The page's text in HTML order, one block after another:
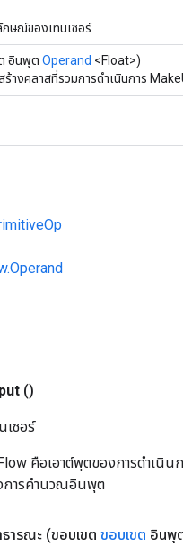
ษณ์ของเทนเซอร์
อินพุต Operand <Float>)
ร้างคลาสที่รวมการดำเนินการ
()
ซอร์
คือเอาต์พุตของการดำเนิน
ารคำนวณอินพุต
ารณะ (ขอบเขต ขอบเขต อินพุ